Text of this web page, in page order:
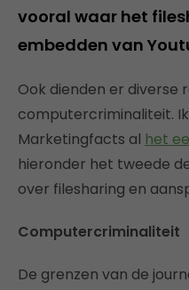
vooral waar het
embedden van
Ook dienden er diverse
computercriminaliteit.
Marketingfacts al het
hieronder het tweede
over filesharing en
Computercriminaliteit
De grenzen van de